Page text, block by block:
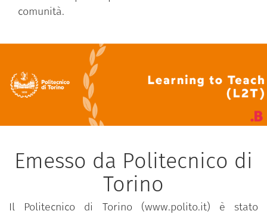
comunità.
Emesso da Politecnico di
Torino
Il Politecnico di Torino (www.polito.it) è stato